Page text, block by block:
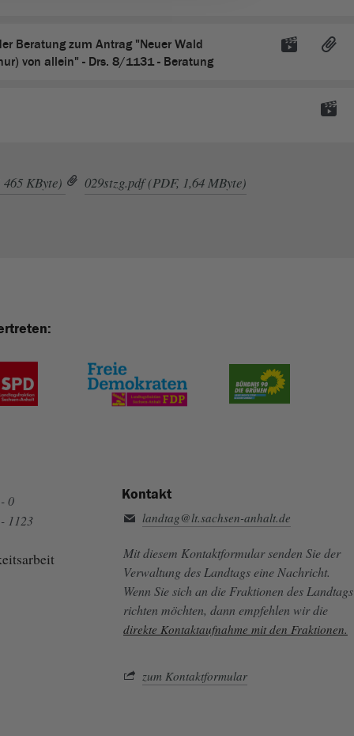
Beratung zum Antrag "Neuer Wald
von allein" - Drs. 8/1131 - Beratung
465 KByte) 029stzg.pdf (PDF, 1,64 MByte)
0
1123
Kontakt
landtag@lt.sachsen-anhalt.de
Mit diesem Kontaktformular senden Sie der
Verwaltung des Landtags eine Nachricht.
Wenn Sie sich an die Fraktionen des Landtags
richten möchten, dann empfehlen wir die
direkte Kontaktaufnahme mit den Fraktionen.
zum Kontaktformular